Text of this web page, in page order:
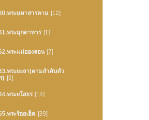
พระมหาสารคาม [12]
พระมุกดาหาร [1]
พระแม่ฮองสอน [7]
พระยะลา(ตามลำดับตัว
) [9]
พระยโสธร [14]
พระร้อยเอ็ด [39]